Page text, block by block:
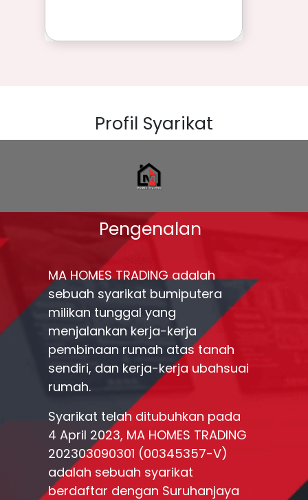
Profil Syarikat
Pengenalan
MA HOMES TRADING adalah
sebuah syarikat bumiputera
milikan tunggal yang
menjalankan kerja-kerja
pembinaan rumah atas tanah
sendiri, dan kerja-kerja ubahsuai
rumah.
Syarikat telah ditubuhkan pada
4 April 2023, MA HOMES TRADING
202303090301 (00345357-V)
adalah sebuah syarikat
berdaftar dengan Suruhanjaya